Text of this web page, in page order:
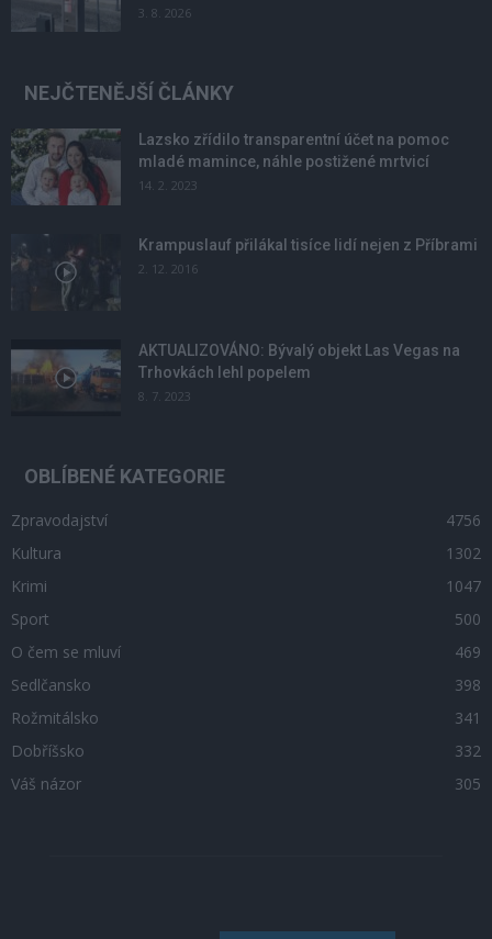
3. 8. 2026
NEJČTENĚJŠÍ ČLÁNKY
Lazsko zřídilo transparentní účet na pomoc
mladé mamince, náhle postižené mrtvicí
14. 2. 2023
Krampuslauf přilákal tisíce lidí nejen z Příbrami
2. 12. 2016
AKTUALIZOVÁNO: Bývalý objekt Las Vegas na
Trhovkách lehl popelem
8. 7. 2023
OBLÍBENÉ KATEGORIE
Zpravodajství
4756
Kultura
1302
Krimi
1047
Sport
500
O čem se mluví
469
Sedlčansko
398
Rožmitálsko
341
Dobříšsko
332
Váš názor
305